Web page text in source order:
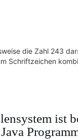
die Zahl 243
Schriftzeichen
ist